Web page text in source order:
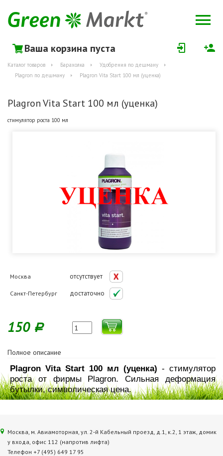
Ваша корзина пуста
Каталог товаров Барахолка
Удобрения по дешману
Plagron по дешману
Plagron Vita Start 100 мл (уценка)
Plagron Vita Start 100 мл (уценка)
стимулятор роста 100 мл
Москва отсутствует
Санкт-Петербург достаточно
150 Р
Полное описание
Plagron Vita Start 100 мл (уценка) - стимулятор
роста от фирмы Plagron. Сильная деформация
бутылки, символическая цена.
Москва, м. Авиамоторная, ул. 2‑й Кабельный проезд, д.1, к.2, 1 этаж, домик
у входа, офис 112 (напротив лифта)
Телефон +7 (495) 649 17 95